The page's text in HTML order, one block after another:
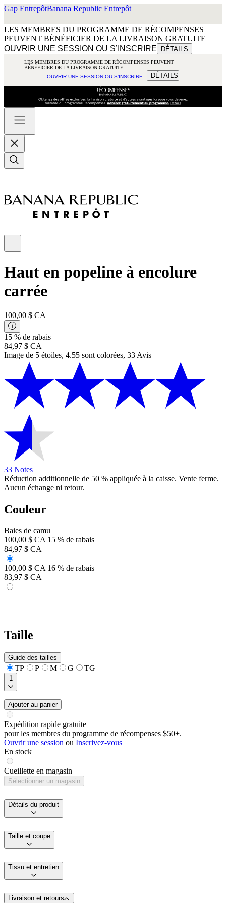
Gap EntrepôtBanana Republic Entrepôt
LES MEMBRES DU PROGRAMME DE RÉCOMPENSES
PEUVENT BÉNÉFICIER DE LA LIVRAISON GRATUITE
OUVRIR UNE SESSION OU S’INSCRIRE
DÉTAILS
LES MEMBRES DU PROGRAMME DE RÉCOMPENSES PEUVENT
BÉNÉFICIER DE LA LIVRAISON GRATUITE
OUVRIR UNE SESSION OU S’INSCRIRE
DÉTAILS
Haut en popeline à encolure
carrée
100,00 $ CA
15 % de rabais
84,97 $ CA
Image de 5 étoiles, 4.55 sont colorées, 33 Avis
33 Notes
Réduction additionnelle de 50 % appliquée à la caisse. Vente ferme.
Aucun échange ni retour.
Couleur
Baies de camu
100,00 $ CA 15 % de rabais
84,97 $ CA
100,00 $ CA 16 % de rabais
83,97 $ CA
Taille
Guide des tailles
TP P M G TG
1
Ajouter au panier
Expédition rapide gratuite
pour les membres du programme de récompenses $50+.
Ouvrir une session ou Inscrivez-vous
En stock
Cueillette en magasin
Sélectionner un magasin
Détails du produit
Taille et coupe
Tissu et entretien
Livraison et retours